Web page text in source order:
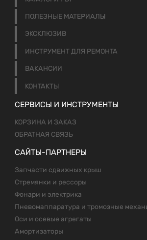
ПОЛЕЗНЫЕ МАТЕРИАЛЫ
ЭКСКЛЮЗИВ
ИНСТРУМЕНТ ДЛЯ РЕМОНТА
ВАКАНСИИ
КОНТАКТЫ
СЕРВИСЫ И ИНСТРУМЕНТЫ
КОРЗИНА И ЗАКАЗ
ОБРАТНАЯ СВЯЗЬ
САЙТЫ-ПАРТНЕРЫ
Запчасти сдвижных крыш
Стремянки и рессоры
Фонари и электрика
Пневомаппаратура и тромозные
Оси и осевые агрегаты
Амортизаторы